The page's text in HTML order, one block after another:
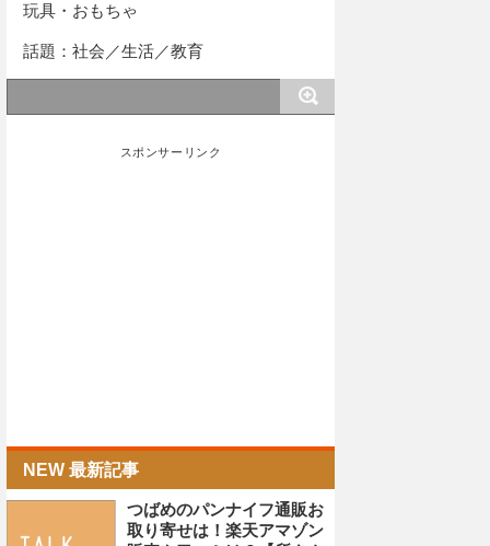
玩具・おもちゃ
話題：社会／生活／教育
スポンサーリンク
NEW 最新記事
つばめのパンナイフ通販お
取り寄せは！楽天アマゾン